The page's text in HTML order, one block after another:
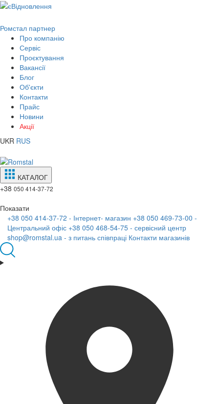
Ромстал партнер
Про компанію
Сервіс
Проєктування
Вакансії
Блог
Об'єкти
Контакти
Прайс
Новини
Акції
UKR RUS
КАТАЛОГ
+38 050 414-37-72
Показати
+38 050 414-37-72 - Інтернет- магазин +38 050 469-73-00 -
Центральний офіс +38 050 468-54-75 - сервісний центр
shop@romstal.ua - з питань співпраці Контакти магазинів